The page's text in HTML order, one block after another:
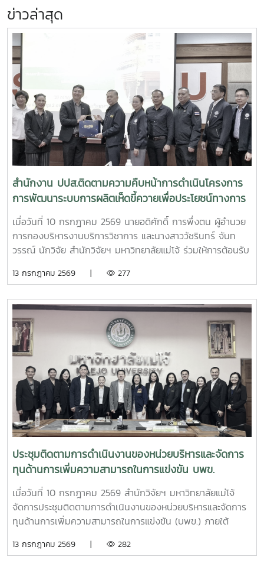
ข่าวล่าสุด
สำนักงาน ปปส.ติดตามความคืบหน้าการดำเนินโครงการ
การพัฒนาระบบการผลิตเห็ดขี้ควายเพื่อประโยชน์ทางการ
แพทย์
เมื่อวันที่ 10 กรกฎาคม 2569 นายอดิศักดิ์ การพึ่งตน ผู้อำนวย
การกองบริหารงานบริการวิชาการ และนางสาววัชรินทร์ จันท
วรรณ์ นักวิจัย สำนักวิจัยฯ มหาวิทยาลัยแม่โจ้ ร่วมให้การต้อนรับ
ปราบปรามยาเสพติด (ป.ป.ส.) พร้อมคณะผู้บริหารและเจ้าหน้าที่
ความคืบหน้าการดำเนินโครงการการพัฒนาระบบการผลิตเห็ดขี้
ควายเพื่อประโยชน์ทางการแพทย์ โดยมีรองศาสตราจารย์ ดร.ชัย
ยศ สัมฤทธิ์สกุล รองอธิการบดีมหาวิทยาลัยแม่โจ้ ให้เกียรติเป็นผู้
แทนมหาวิทยาลัยกล่าวต้อนรับ โครงการดังกล่าวเป็นความร่วม
มือระหว่างสำนักงาน ป.ป.ส. และมหาวิทยาลัยแม่โจ้ ภายใต้
โครงการแผนงานบูรณาการการวิจัย พัฒนา และกำกับควบคุม
เห็ดขี้ควายในประเทศไทย เพื่อใช้ประโยชน์ทางการแพทย์ภายใต้
ระบบควบคุมของรัฐ ตามมาตรการควบคุมแห่งพระราชกฤษฎีกา
กำหนดพื้นที่ทดลองเพาะปลูกและสกัดสารสำคัญจากพืชฝิ่นและ
พืชเห็ดขี้ควายเพื่อประโยชน์ในการศึกษาวิจัย พ.ศ. 2568 ณ ห้อง
ประชุม 2 ชั้น 2 อาคารจุฬาภรณ์ คณะวิทยาศาสตร์ มหาวิทยาลัย
แม่โจ้
13 กรกฎาคม 2569 | 277
ประชุมติดตามการดำเนินงานของหน่วยบริหารและจัดการ
ทุนด้านการเพิ่มความสามารถในการแข่งขัน บพข.
เมื่อวันที่ 10 กรกฎาคม 2569 สำนักวิจัยฯ มหาวิทยาลัยแม่โจ้
จัดการประชุมติดตามการดำเนินงานของหน่วยบริหารและจัดการ
ทุนด้านการเพิ่มความสามารถในการแข่งขัน (บพข.) ภายใต้
แข่งขันและการพัฒนาพื้นที่ (องค์การมหาชน) ณ ห้องประชุมรวง
13 กรกฎาคม 2569 | 282